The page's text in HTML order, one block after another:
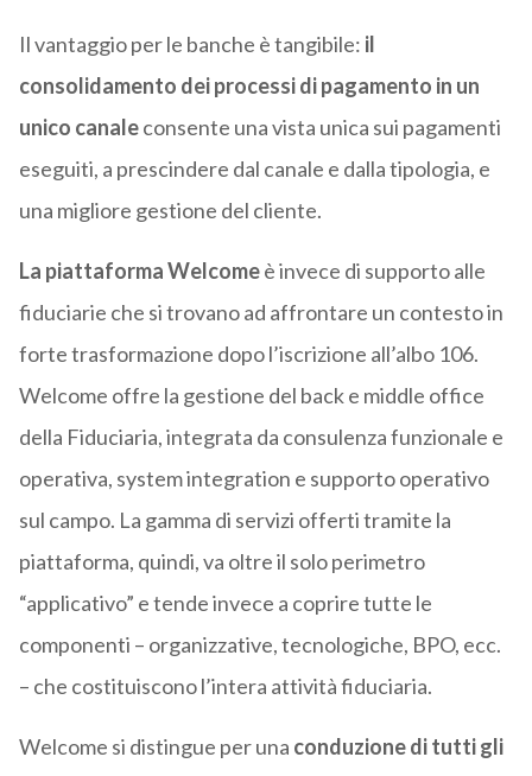
Il vantaggio per le banche è tangibile: il
consolidamento dei processi di pagamento in un
unico canaleconsente una vista unica sui pagamenti
eseguiti, a prescindere dal canale e dalla tipologia, e
una migliore gestione del cliente.
La piattaforma Welcomeè invece di supporto alle
fiduciarie che si trovano ad affrontare un contesto in
forte trasformazione dopo l’iscrizione all’albo 106.
Welcome offre la gestione del back e middle office
della Fiduciaria, integrata da consulenza funzionale e
operativa, system integration e supporto operativo
sul campo. La gamma di servizi offerti tramite la
piattaforma, quindi, va oltre il solo perimetro
“applicativo” e tende invece a coprire tutte le
componenti – organizzative, tecnologiche, BPO, ecc.
– che costituiscono l’intera attività fiduciaria.
Welcome si distingue per una conduzione di tutti gli